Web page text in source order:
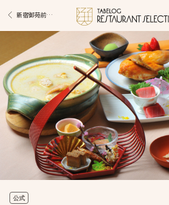
新宿御苑前駅グルメ
公式